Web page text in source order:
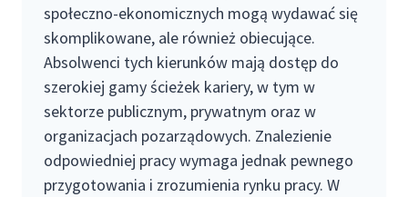
społeczno-ekonomicznych mogą wydawać się
skomplikowane, ale również obiecujące.
Absolwenci tych kierunków mają dostęp do
szerokiej gamy ścieżek kariery, w tym w
sektorze publicznym, prywatnym oraz w
organizacjach pozarządowych. Znalezienie
odpowiedniej pracy wymaga jednak pewnego
przygotowania i zrozumienia rynku pracy. W